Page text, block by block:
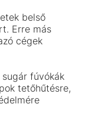
belső
Erre más
cégek
fúvókák
tetőhűtésre,